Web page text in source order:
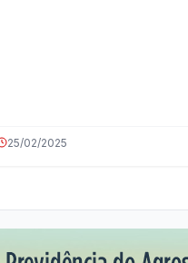
25/02/2025